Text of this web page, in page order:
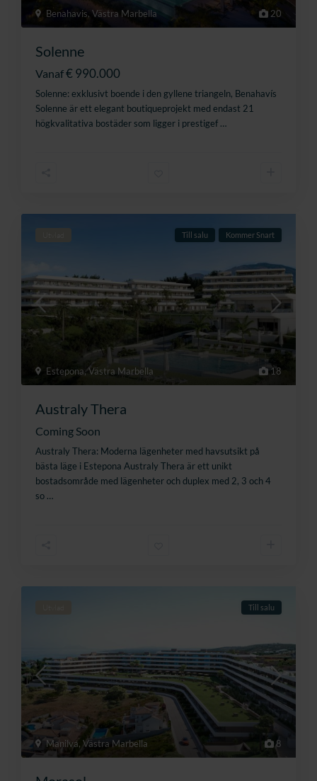
20
Benahavis,Västra Marbella
Solenne
Vanaf€ 990.000
Solenne: exklusivt boende i den gyllene triangeln, Benahavís
Solenne är ett elegant boutiqueprojekt med endast 21
högkvalitativa bostäder som ligger i prestigef …
18
Estepona,Västra Marbella
Till salu Kommer Snart
Australy Thera
Coming Soon
Australy Thera: Moderna lägenheter med havsutsikt på
bästa läge i Estepona Australy Thera är ett unikt
bostadsområde med lägenheter och duplex med 2, 3 och 4
so …
8
Manilva,Västra Marbella
Till salu